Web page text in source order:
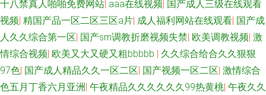
十八禁真人啪啪免费网站| aaa在线视频| 国产成人三级在线观看
视频| 精国产品一区二区三区a片| 成人福利网站在线观看| 国产成
人久久综合第一区| 国产sm调教折磨视频失禁| 欧美调教视频| 激
情综合视频| 欧美又大又硬又粗bbbbb | 久久综合给合久久狠狠
97色| 国产成人精品久久一区二区| 国产视频一区二区| 激情综合
色五月丁香六月亚洲 | 午夜精品久久久久久久99热黄桃| 午夜久久